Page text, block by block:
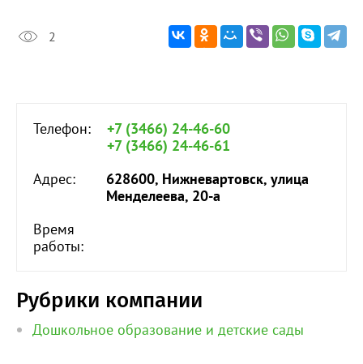
2
Телефон:
+7 (3466) 24-46-60
+7 (3466) 24-46-61
Адрес:
628600, Нижневартовск, улица
Менделеева, 20-а
Время
работы:
Рубрики компании
Дошкольное образование и детские сады